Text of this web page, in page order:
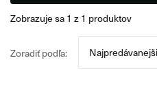
zobrazuje sa 1 z 1 produktov
Zoradiť podľa: